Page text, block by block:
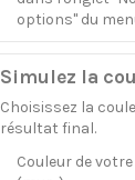
options" du
Simulez la
Choisissez la
résultat final.
Couleur de